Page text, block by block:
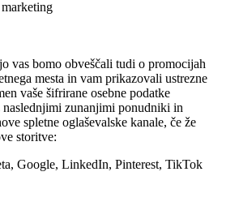
vas bomo obveščali tudi o promocijah
mesta in vam prikazovali ustrezne
vaše šifrirane osebne podatke
zunanjimi ponudniki in
spletne oglaševalske kanale, če že
storitve:
Google, LinkedIn, Pinterest, TikTok